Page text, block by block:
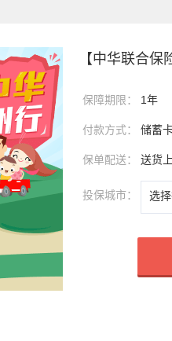
【中华联合
保障期限： 1年
付款方式： 储蓄
保单配送： 送货
投保城市：